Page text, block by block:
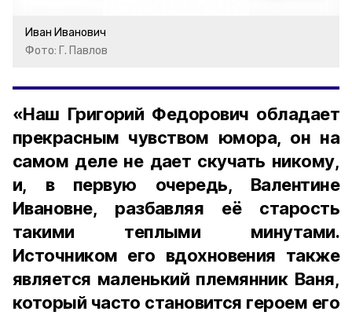
Иван Иванович
Фото: Г. Павлов
«Наш Григорий Федорович обладает
прекрасным чувством юмора, он на
самом деле не дает скучать никому,
и, в первую очередь, Валентине
Ивановне, разбавляя её старость
такими теплыми минутами.
Источником его вдохновения также
является маленький племянник Ваня,
который часто становится героем его